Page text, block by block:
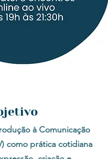
à Comunicação
como prática cotidiana